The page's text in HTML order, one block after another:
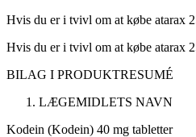
Hvis du er i tvivl om at købe atarax
Hvis du er i tvivl om at købe atarax
BILAG I PRODUKTRESUMÉ
LÆGEMIDLETS NAVN
Kodein (Kodein) 40 mg tabletter